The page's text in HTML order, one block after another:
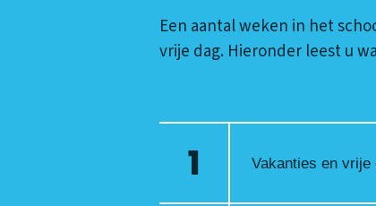
Een aantal weken in het
vrije dag. Hieronder leest u
Vakanties en vrije